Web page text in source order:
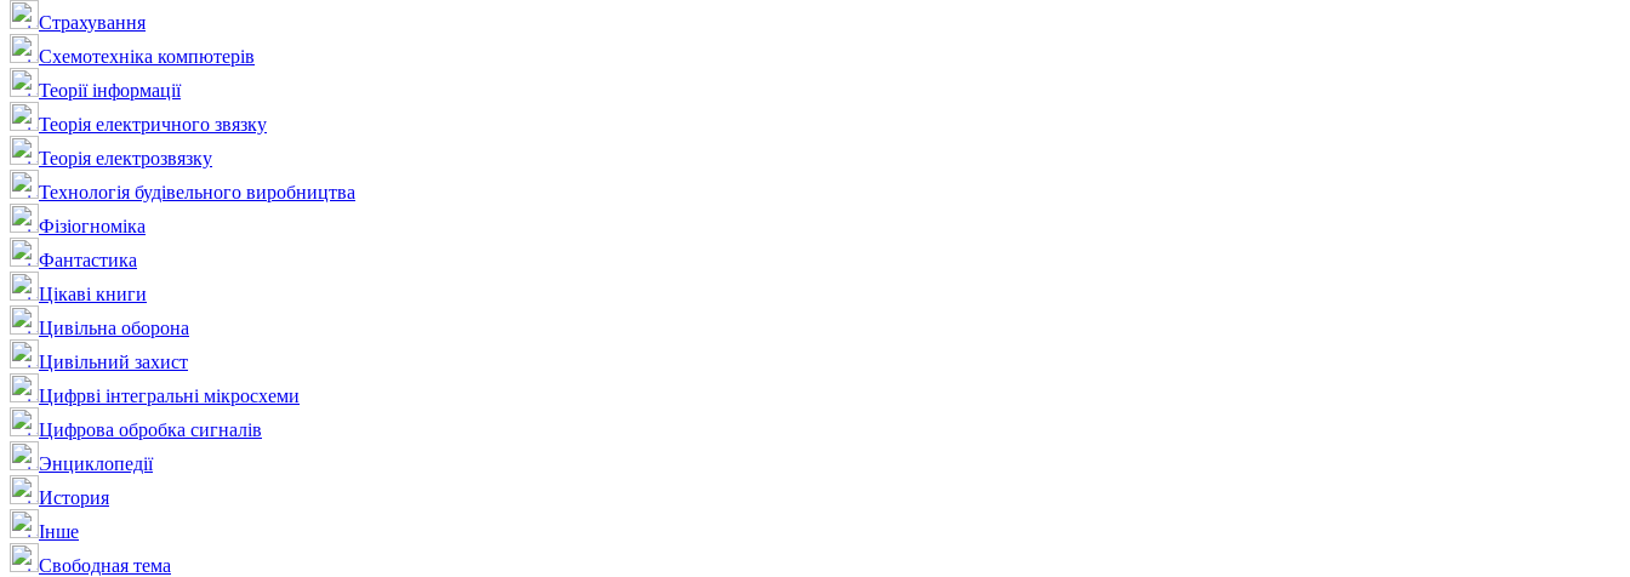
Страхування
Схемотехніка компютерів
Теорії інформації
Теорія електричного звязку
Теорія електрозвязку
Технологія будівельного виробництва
Фізіогноміка
Фантастика
Цікаві книги
Цивільна оборона
Цивільний захист
Цифрві інтегральні мікросхеми
Цифрова обробка сигналів
Энциклопедії
История
Інше
Свободная тема